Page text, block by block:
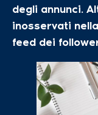
degli annunci.
inosservati
feed dei